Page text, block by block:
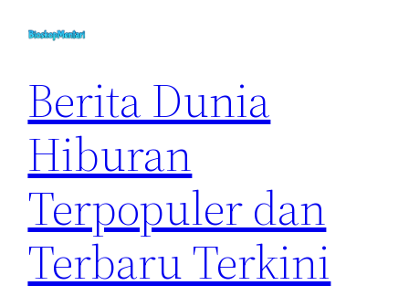
Berita Dunia
Hiburan
Terpopuler dan
Terbaru Terkini